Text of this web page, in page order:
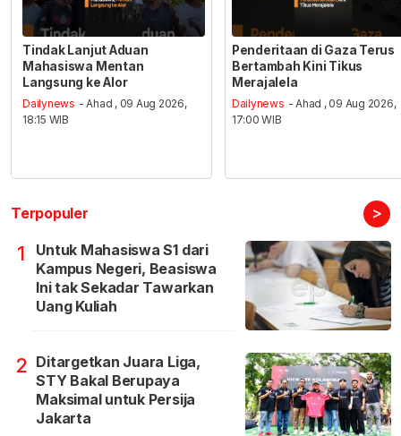
Tindak Lanjut Aduan
Mahasiswa Mentan
Langsung ke Alor
Dailynews - Ahad , 09 Aug 2026,
18:15 WIB
Penderitaan di Gaza Terus
Bertambah Kini Tikus
Merajalela
Dailynews - Ahad , 09 Aug 2026,
17:00 WIB
Terpopuler >
1
Untuk Mahasiswa S1 dari
Kampus Negeri, Beasiswa
Ini tak Sekadar Tawarkan
Uang Kuliah
2 Ditargetkan Juara Liga,
STY Bakal Berupaya
Maksimal untuk Persija
Jakarta